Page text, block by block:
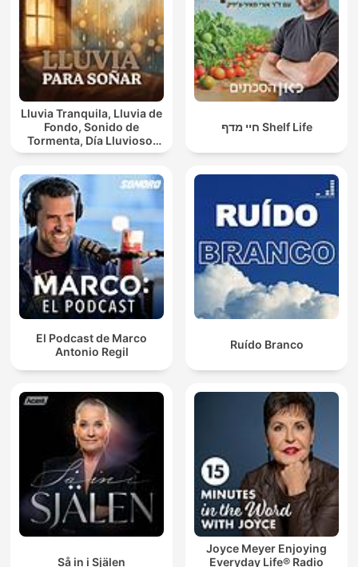
Lluvia Tranquila, Lluvia de
Fondo, Sonido de
Tormenta, Día Lluvioso,
Lluvia Para Soñar
חיי מדף Shelf Life
El Podcast de Marco
Antonio Regil
Ruído Branco
Så in i Själen
Joyce Meyer Enjoying
Everyday Life® Radio